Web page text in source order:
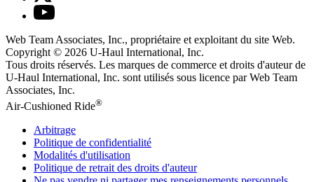
Web Team Associates, Inc., propriétaire et exploitant du site Web.
Copyright © 2026 U-Haul International, Inc.
Tous droits réservés. Les marques de commerce et droits d'auteur de
U-Haul International, Inc. sont utilisés sous licence par Web Team
Associates, Inc.
Air-Cushioned Ride®
Arbitrage
Politique de confidentialité
Modalités d'utilisation
Politique de retrait des droits d'auteur